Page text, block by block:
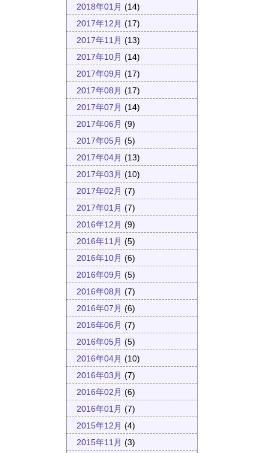
2018年01月 (14)
2017年12月 (17)
2017年11月 (13)
2017年10月 (14)
2017年09月 (17)
2017年08月 (17)
2017年07月 (14)
2017年06月 (9)
2017年05月 (5)
2017年04月 (13)
2017年03月 (10)
2017年02月 (7)
2017年01月 (7)
2016年12月 (9)
2016年11月 (5)
2016年10月 (6)
2016年09月 (5)
2016年08月 (7)
2016年07月 (6)
2016年06月 (7)
2016年05月 (5)
2016年04月 (10)
2016年03月 (7)
2016年02月 (6)
2016年01月 (7)
2015年12月 (4)
2015年11月 (3)